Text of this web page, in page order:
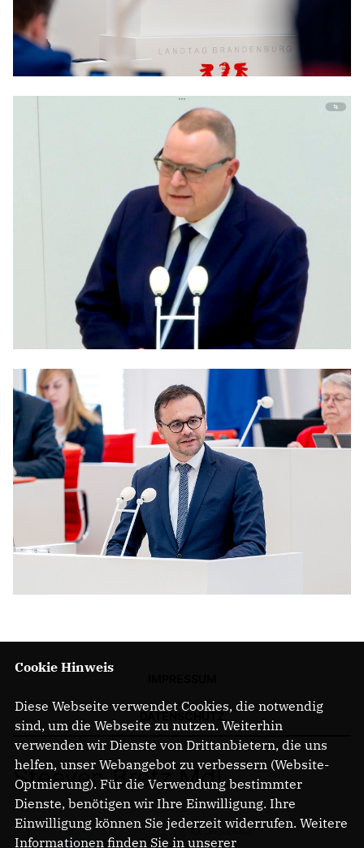
Steeven Bretz MdL
Cookie Hinweis
Diese Webseite verwendet Cookies, die notwendig
sind, um die Webseite zu nutzen. Weiterhin
verwenden wir Dienste von Drittanbietern, die uns
helfen, unser Webangebot zu verbessern (Website-
Optmierung). Für die Verwendung bestimmter
Dienste, benötigen wir Ihre Einwilligung. Ihre
Einwilligung können Sie jederzeit widerrufen. Weitere
Informationen finden Sie in unserer